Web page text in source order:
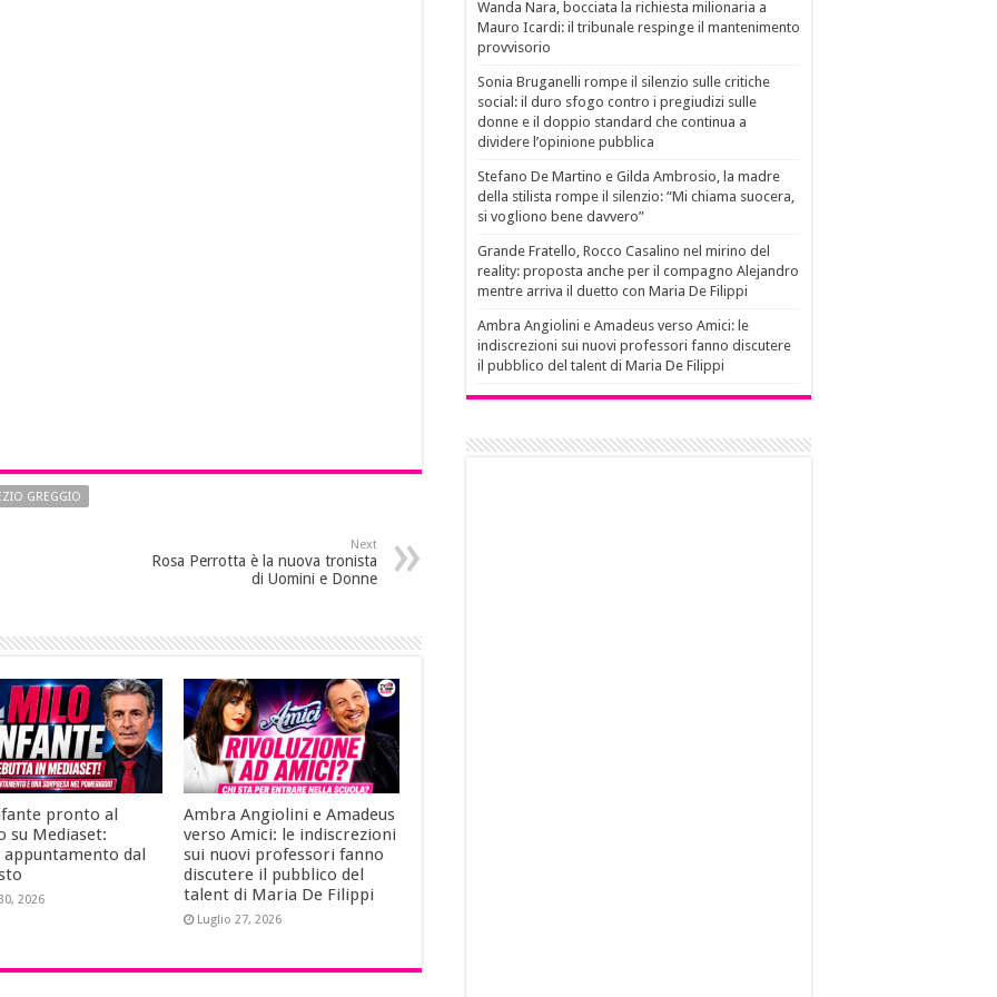
GREGGIO
Next
Rosa Perrotta è la nuova tronista
di Uomini e Donne
pronto al
su Mediaset:
dal
2026
Ambra Angiolini e Amadeus
verso Amici: le indiscrezioni
sui nuovi professori fanno
discutere il pubblico del
talent di Maria De Filippi
Luglio 27, 2026
Wanda Nara, bocciata la richiesta milionaria a
Mauro Icardi: il tribunale respinge il mantenimento
provvisorio
Sonia Bruganelli rompe il silenzio sulle critiche
social: il duro sfogo contro i pregiudizi sulle
donne e il doppio standard che continua a
dividere l’opinione pubblica
Stefano De Martino e Gilda Ambrosio, la madre
della stilista rompe il silenzio: “Mi chiama suocera,
si vogliono bene davvero”
Grande Fratello, Rocco Casalino nel mirino del
reality: proposta anche per il compagno Alejandro
mentre arriva il duetto con Maria De Filippi
Ambra Angiolini e Amadeus verso Amici: le
indiscrezioni sui nuovi professori fanno discutere
il pubblico del talent di Maria De Filippi